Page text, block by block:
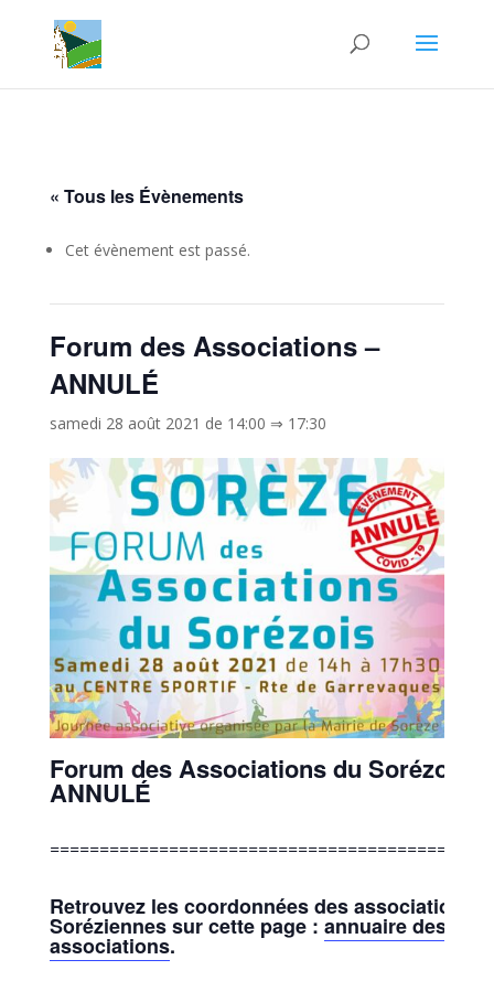
« Tous les Évènements
Cet évènement est passé.
Forum des Associations –
ANNULÉ
samedi 28 août 2021 de 14:00 ⇒ 17:30
Forum des Associations du Sorézois –
ANNULÉ
Retrouvez les coordonnées des associations
Soréziennes sur cette page : annuaire des
associations.